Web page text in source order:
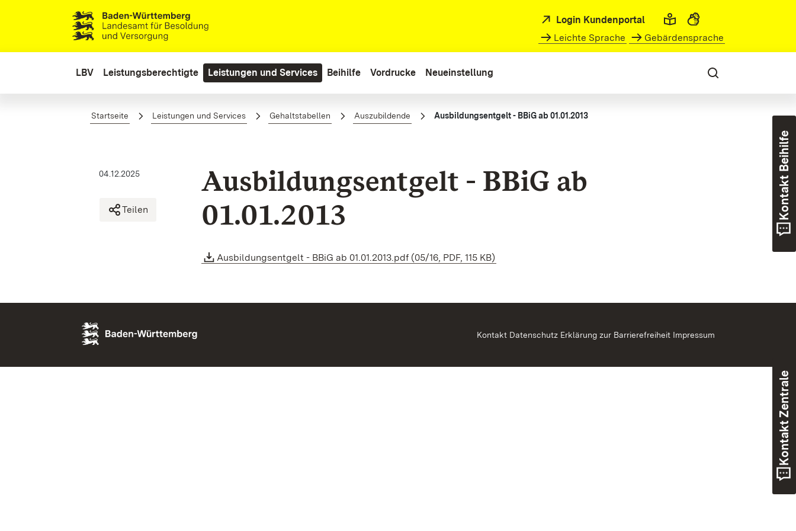
Zum Hauptinhalt springen
Login Kundenportal
Leichte Sprache
Gebärdensprache
LBV Leistungsberechtigte Leistungen und Services Beihilfe Vordrucke Neueinstellung
Startseite Leistungen und Services Gehaltstabellen Auszubildende Ausbildungsentgelt - BBiG ab 01.01.2013
04.12.2025
Teilen
Ausbildungsentgelt - BBiG ab
01.01.2013
Ausbildungsentgelt - BBiG ab 01.01.2013.pdf (05/16, PDF, 115 KB)
Kontakt Datenschutz Erklärung zur Barrierefreiheit Impressum
Kontakt Beihilfe
Kontakt Zentrale